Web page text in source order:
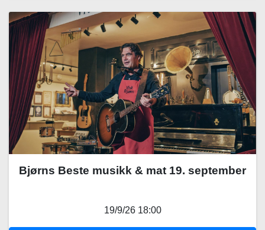
Bjørns Beste musikk & mat 19. september
19/9/26 18:00